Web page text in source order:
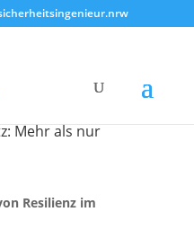
Mehr als nur
Resilienz im